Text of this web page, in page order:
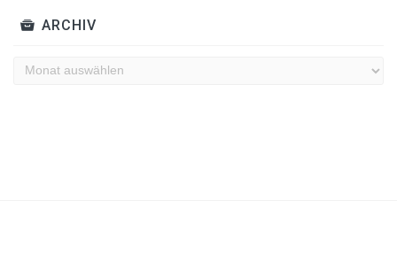
ARCHIV
Archiv